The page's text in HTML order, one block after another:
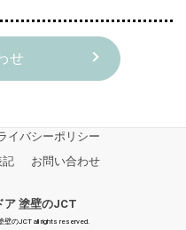
せ
イバシーポリシー
記
お問い合わせ
ア 塗壁のJCT
壁のJCT all rights reserved.